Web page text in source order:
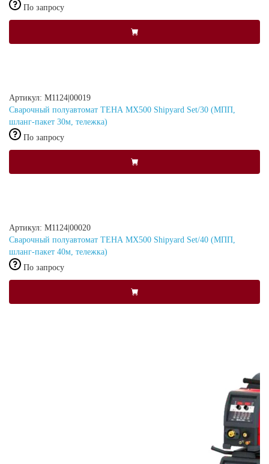
По запросу
Артикул: M1124|00019
Сварочный полуавтомат ТЕНА MX500 Shipyard Set/30 (МПП,
шланг-пакет 30м, тележка)
По запросу
Артикул: M1124|00020
Сварочный полуавтомат ТЕНА MX500 Shipyard Set/40 (МПП,
шланг-пакет 40м, тележка)
По запросу